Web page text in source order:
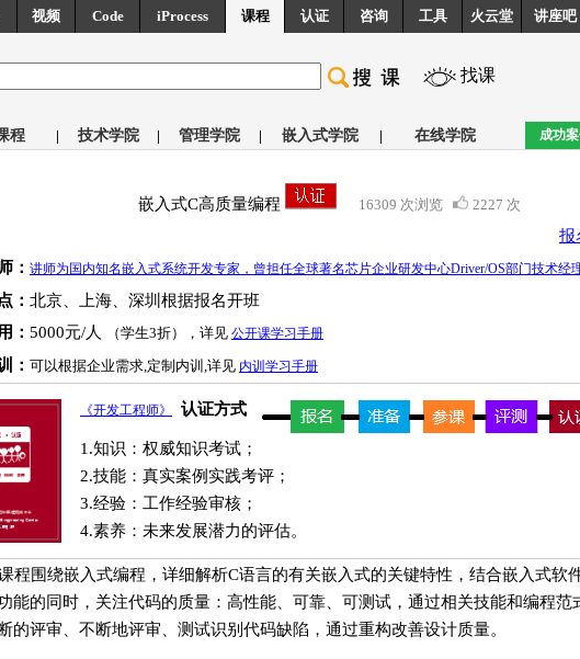
视频 Code iProcess 课程 认证 咨询 工具 火云堂 讲座吧
找课
程 | 技术学院 | 管理学院 | 嵌入式学院 | 在线学院 成功案
嵌入式C高质量编程 16309 次浏览 2227 次
报
： 讲师为国内知名嵌入式系统开发专家，曾担任全球著名芯片企业研发中心Driver/OS部门技术经
： 北京、上海、深圳根据报名开班
： 5000元/人 （学生3折），详见 公开课学习手册
： 可以根据企业需求,定制内训,详见 内训学习手册
《开发工程师》 认证方式
1.知识：权威知识考试；
2.技能：真实案例实践考评；
3.经验：工作经验审核；
4.素养：未来发展潜力的评估。
程围绕嵌入式编程，详细解析C语言的有关嵌入式的关键特性，结合嵌入式软
能的同时，关注代码的质量：高性能、可靠、可测试，通过相关技能和编程范
的评审、不断地评审、测试识别代码缺陷，通过重构改善设计质量。